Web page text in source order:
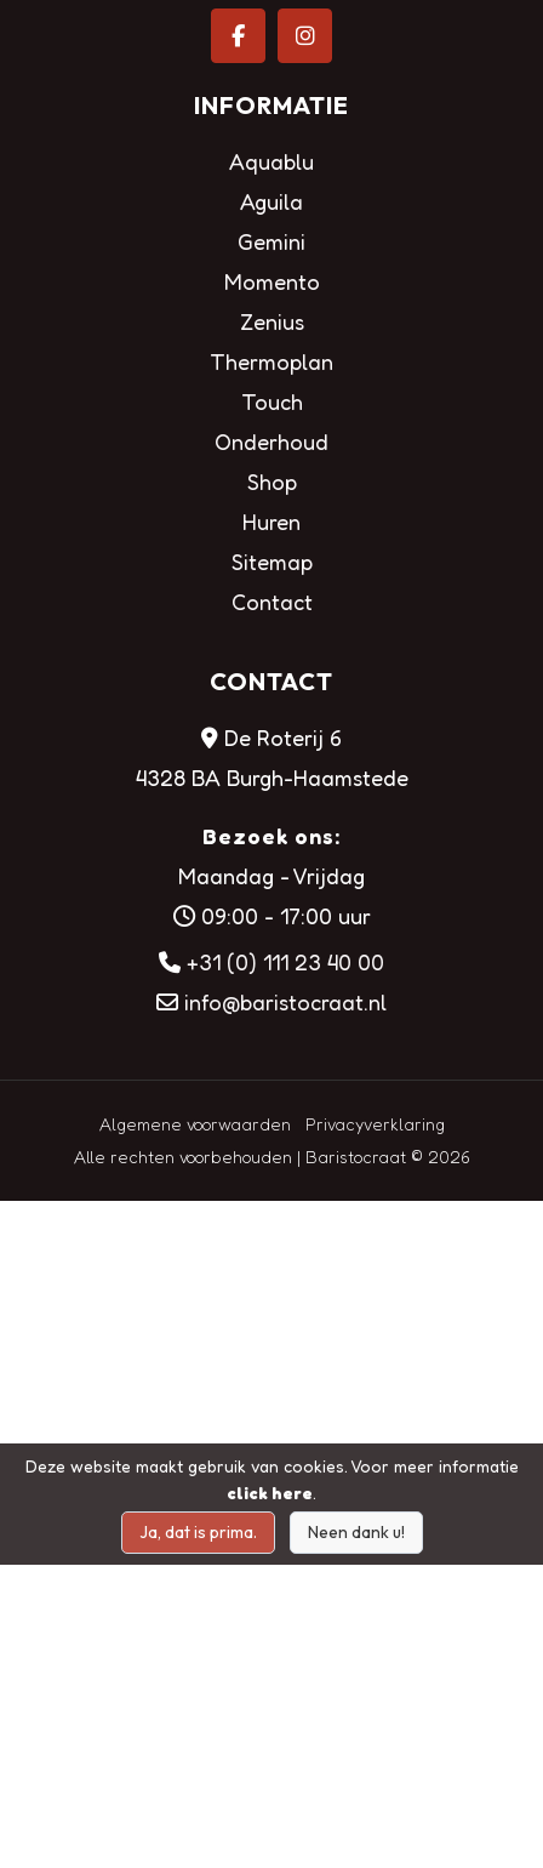
INFORMATIE
Aquablu
Aguila
Gemini
Momento
Zenius
Thermoplan
Touch
Onderhoud
Shop
Huren
Sitemap
Contact
CONTACT
De Roterij 6
4328 BA Burgh-Haamstede
Bezoek ons:
Maandag - Vrijdag
09:00 - 17:00 uur
+31 (0) 111 23 40 00
info@baristocraat.nl
Algemene voorwaarden
Privacyverklaring
Alle rechten voorbehouden | Baristocraat © 2026
Deze website maakt gebruik van cookies. Voor meer informatie
click here.
Ja, dat is prima. Neen dank u!